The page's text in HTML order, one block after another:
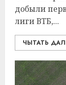
добыли
лиги ВТБ,...
ЧЫТАТЬ